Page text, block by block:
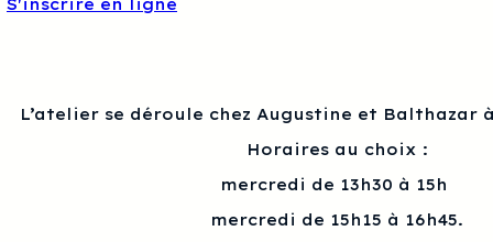
S'inscrire en ligne
L’atelier se déroule chez Augustine et Balthazar
Horaires au choix :
mercredi de 13h30 à 15h
mercredi de 15h15 à 16h45.